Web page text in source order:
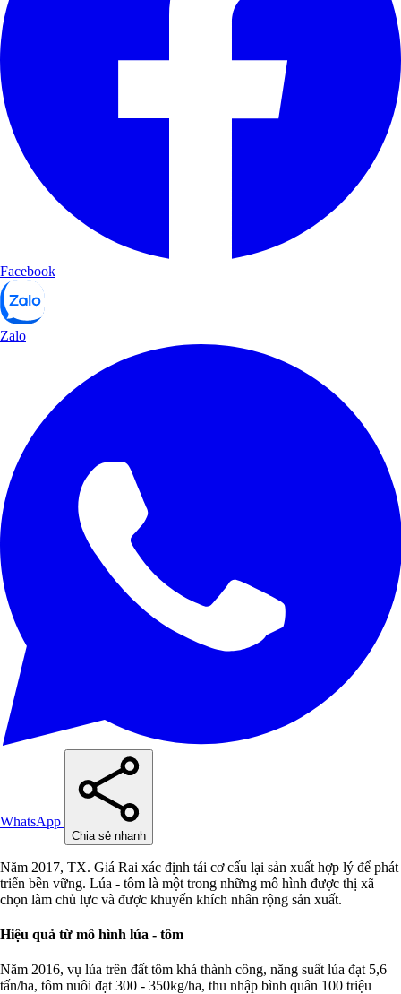
Facebook
Zalo
WhatsApp
Chia sẻ nhanh
Năm 2017, TX. Giá Rai xác định tái cơ cấu lại sản xuất hợp lý để phát
triển bền vững. Lúa - tôm là một trong những mô hình được thị xã
chọn làm chủ lực và được khuyến khích nhân rộng sản xuất.
Hiệu quả từ mô hình lúa - tôm
Năm 2016, vụ lúa trên đất tôm khá thành công, năng suất lúa đạt 5,6
tấn/ha, tôm nuôi đạt 300 - 350kg/ha, thu nhập bình quân 100 triệu